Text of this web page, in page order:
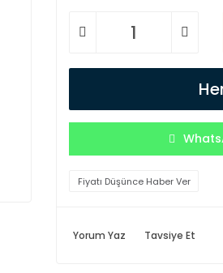
Fiyatı Düşünce Haber Ver
Yorum Yaz Tavsiye Et